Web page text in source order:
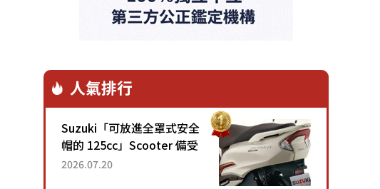
人氣排行
Suzuki「可放進全罩式安全
帽的 125cc」Scooter 備受
矚目！採用全新流線設計與
2026.07.20